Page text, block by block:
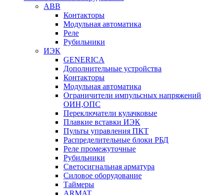
ABB
Контакторы
Модульная автоматика
Реле
Рубильники
ИЭК
GENERICA
Дополнительные устройства
Контакторы
Модульная автоматика
Ограничители импульсных напряжений
ОИН,ОПС
Переключатели кулачковые
Плавкие вставки ИЭК
Пульты управления ПКТ
Распределительные блоки РБД
Реле промежуточные
Рубильники
Светосигнальная арматура
Силовое оборудование
Таймеры
ARMAT